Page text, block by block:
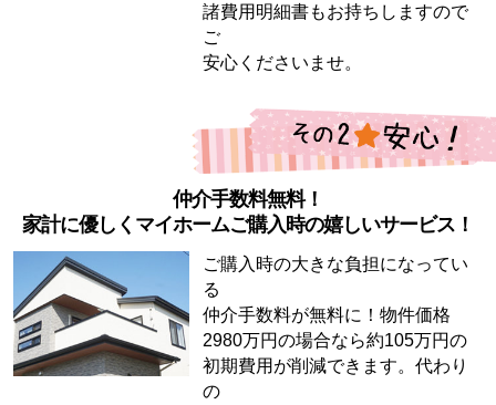
諸費用明細書もお持ちしますので
ご
安心くださいませ。
仲介手数料無料！
家計に優しくマイホームご購入時の嬉しいサービス！
ご購入時の大きな負担になってい
る
仲介手数料が無料に！物件価格
2980万円の場合なら約105万円の
初期費用が削減できます。代わり
の